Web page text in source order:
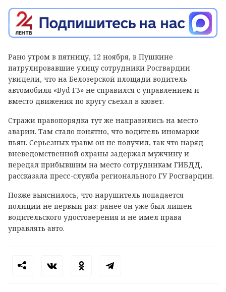
Рано утром в пятницу, 12 ноября, в Пушкине
патрулировавшие улицу сотрудники Росгвардии
увидели, что на Белозерской площади водитель
автомобиля «Byd F3» не справился с управлением и
вместо движения по кругу съехал в кювет.
Стражи правопорядка тут же направились на место
аварии. Там стало понятно, что водитель иномарки
пьян. Серьезных травм он не получил, так что наряд
вневедомственной охраны задержал мужчину и
передал прибывшим на место сотрудникам ГИБДД,
рассказала пресс-служба регионального ГУ Росгвардии.
Позже выяснилось, что нарушитель попадается
полиции не первый раз: ранее он уже был лишен
водительского удостоверения и не имел права
управлять авто.